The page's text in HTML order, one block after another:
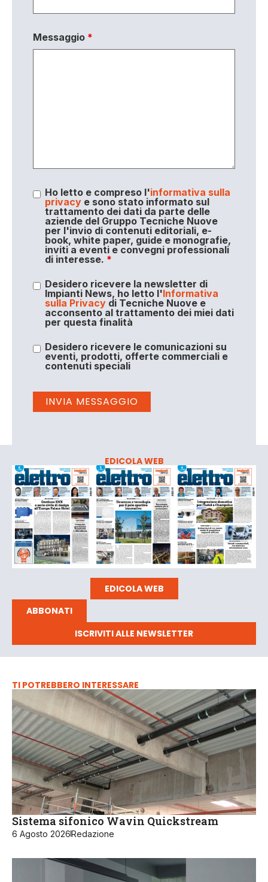
Messaggio *
Ho letto e compreso l'informativa sulla
privacye sono stato informato sul
trattamento dei dati da parte delle
aziende del Gruppo Tecniche Nuove
per l'invio di contenuti editoriali, e-
book, white paper, guide e monografie,
inviti a eventi e convegni professionali
di interesse. *
Desidero ricevere la newsletter di
Impianti News, ho letto l'Informativa
sulla Privacydi Tecniche Nuove e
acconsento al trattamento dei miei dati
per questa finalità
Desidero ricevere le comunicazioni su
eventi, prodotti, offerte commerciali e
contenuti speciali
EDICOLA WEB
EDICOLA WEB
ABBONATI
ISCRIVITI ALLE NEWSLETTER
TI POTREBBERO INTERESSARE
Sistema sifonico Wavin Quickstream
6 Agosto 2026Redazione